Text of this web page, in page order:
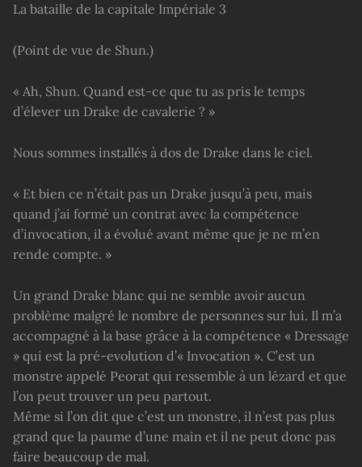
La bataille de la capitale Impériale 3
(Point de vue de Shun.)
« Ah, Shun. Quand est-ce que tu as pris le temps
d’élever un Drake de cavalerie ? »
Nous sommes installés à dos de Drake dans le ciel.
« Et bien ce n’était pas un Drake jusqu’à peu, mais
quand j’ai formé un contrat avec la compétence
d’invocation, il a évolué avant même que je ne m’en
rende compte. »
Un grand Drake blanc qui ne semble avoir aucun
problème malgré le nombre de personnes sur lui. Il m’a
accompagné à la base grâce à la compétence « Dressage
» qui est la pré-evolution d’« Invocation ». C’est un
monstre appelé Peorat qui ressemble à un lézard et que
l’on peut trouver un peu partout.
Même si l’on dit que c’est un monstre, il n’est pas plus
grand que la paume d’une main et il ne peut donc pas
faire beaucoup de mal.